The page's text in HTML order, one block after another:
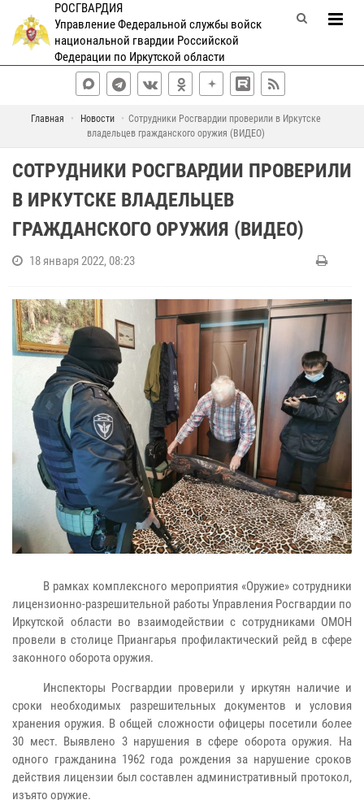
РОСГВАРДИЯ
Управление Федеральной службы войск
национальной гвардии Российской
Федерации по Иркутской области
Главная Новости
Сотрудники Росгвардии проверили в Иркутске
владельцев гражданского оружия (ВИДЕО)
СОТРУДНИКИ РОСГВАРДИИ ПРОВЕРИЛИ
В ИРКУТСКЕ ВЛАДЕЛЬЦЕВ
ГРАЖДАНСКОГО ОРУЖИЯ (ВИДЕО)
18 января 2022, 08:23
В рамках комплексного мероприятия «Оружие» сотрудники
лицензионно-разрешительной работы Управления Росгвардии по
Иркутской области во взаимодействии с сотрудниками ОМОН
провели в столице Приангарья профилактический рейд в сфере
законного оборота оружия.
Инспекторы Росгвардии проверили у иркутян наличие и
сроки необходимых разрешительных документов и условия
хранения оружия. В общей сложности офицеры посетили более
30 мест. Выявлено 3 нарушения в сфере оборота оружия. На
одного гражданина 1962 года рождения за нарушение сроков
действия лицензии был составлен административный протокол,
изъято оружие.